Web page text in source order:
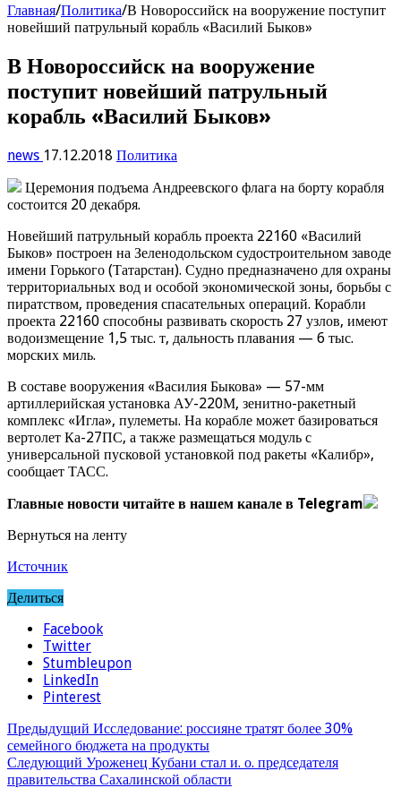
Главная/Политика/В Новороссийск на вооружение поступит
новейший патрульный корабль «Василий Быков»
В Новороссийск на вооружение
поступит новейший патрульный
корабль «Василий Быков»
news 17.12.2018 Политика
Церемония подъема Андреевского флага на борту корабля
состоится 20 декабря.
Новейший патрульный корабль проекта 22160 «Василий
Быков» построен на Зеленодольском судостроительном заводе
имени Горького (Татарстан). Судно предназначено для охраны
территориальных вод и особой экономической зоны, борьбы с
пиратством, проведения спасательных операций. Корабли
проекта 22160 способны развивать скорость 27 узлов, имеют
водоизмещение 1,5 тыс. т, дальность плавания — 6 тыс.
морских миль.
В составе вооружения «Василия Быкова» — 57-мм
артиллерийская установка АУ-220М, зенитно-ракетный
комплекс «Игла», пулеметы. На корабле может базироваться
вертолет Ка-27ПС, а также размещаться модуль с
универсальной пусковой установкой под ракеты «Калибр»,
сообщает ТАСС.
Главные новости читайте в нашем канале в Telegram
Вернуться на ленту
Источник
Делиться
Facebook
Twitter
Stumbleupon
LinkedIn
Pinterest
Предыдущий Исследование: россияне тратят более 30%
семейного бюджета на продукты
Следующий Уроженец Кубани стал и. о. председателя
правительства Сахалинской области